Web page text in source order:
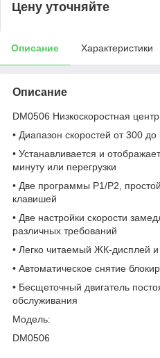
Цену уточняйте
Описание Характеристики
Описание
DM0506 Низкоскоростная
• Диапазон скоростей от 300
• Устанавливается и
минуту или перегрузки
• Две программы P1/P2,
клавишей
• Две настройки скорости
различных требований
• Легко читаемый ЖК-дисплей и
• Автоматическое снятие
• Бесщеточный двигатель
обслуживания
Модель:
DM0506